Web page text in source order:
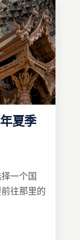
夏季
一个国
往那里的